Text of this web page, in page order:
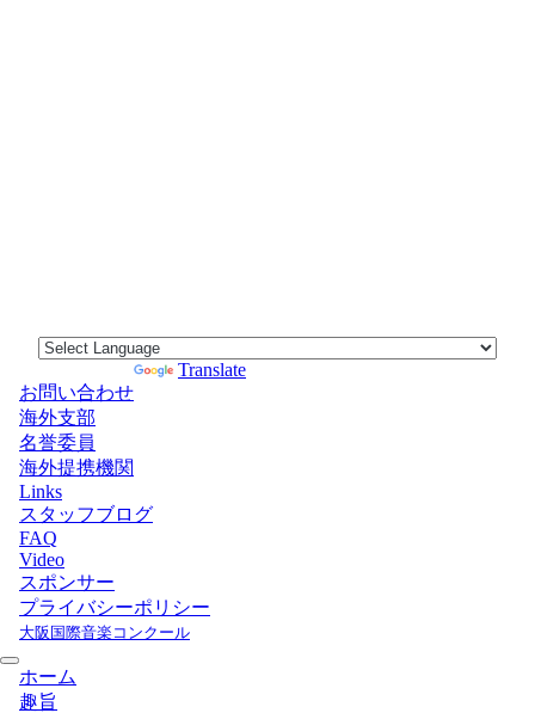
Translate
お問い合わせ
海外支部
名誉委員
海外提携機関
Links
スタッフブログ
FAQ
Video
スポンサー
プライバシーポリシー
大阪国際音楽コンクール
ホーム
趣旨